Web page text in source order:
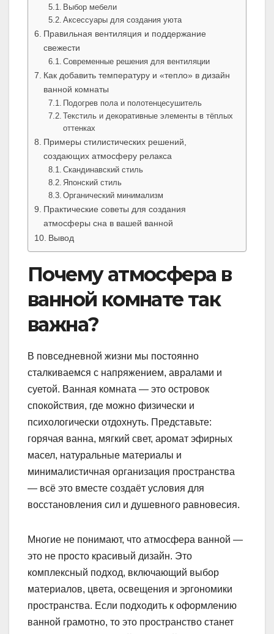
Выбор мебели
Аксессуары для создания уюта
Правильная вентиляция и поддержание
свежести
Современные решения для вентиляции
Как добавить температуру и «тепло» в дизайн
ванной комнаты
Подогрев пола и полотенцесушитель
Текстиль и декоративные элементы в тёплых
оттенках
Примеры стилистических решений,
создающих атмосферу релакса
Скандинавский стиль
Японский стиль
Органический минимализм
Практические советы для создания
атмосферы сна в вашей ванной
Вывод
Почему атмосфера в
ванной комнате так
важна?
В повседневной жизни мы постоянно
сталкиваемся с напряжением, авралами и
суетой. Ванная комната — это островок
спокойствия, где можно физически и
психологически отдохнуть. Представьте:
горячая ванна, мягкий свет, аромат эфирных
масел, натуральные материалы и
минималистичная организация пространства
— всё это вместе создаёт условия для
восстановления сил и душевного равновесия.
Многие не понимают, что атмосфера ванной —
это не просто красивый дизайн. Это
комплексный подход, включающий выбор
материалов, цвета, освещения и эргономики
пространства. Если подходить к оформлению
ванной грамотно, то это пространство станет